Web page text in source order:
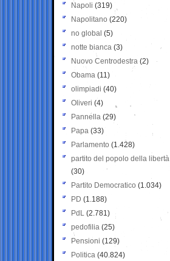
Napoli (319)
Napolitano (220)
no global (5)
notte bianca (3)
Nuovo Centrodestra (2)
Obama (11)
olimpiadi (40)
Oliveri (4)
Pannella (29)
Papa (33)
Parlamento (1.428)
partito del popolo della libertà
(30)
Partito Democratico (1.034)
PD (1.188)
PdL (2.781)
pedofilia (25)
Pensioni (129)
Politica (40.824)